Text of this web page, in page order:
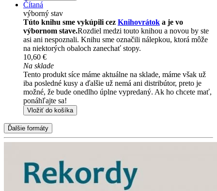
Čítaná
výborný stav
Túto knihu sme vykúpili cez Knihovrátok a je vo
výbornom stave.Rozdiel medzi touto knihou a novou by ste
asi ani nespoznali. Knihu sme označili nálepkou, ktorá môže
na niektorých obaloch zanechať stopy.
10,60 €
Na sklade
Tento produkt síce máme aktuálne na sklade, máme však už
iba posledné kusy a ďalšie už nemá ani distribútor, preto je
možné, že bude onedlho úplne vypredaný. Ak ho chcete mať,
ponáhľajte sa!
Vložiť do košíka
Ďalšie formáty